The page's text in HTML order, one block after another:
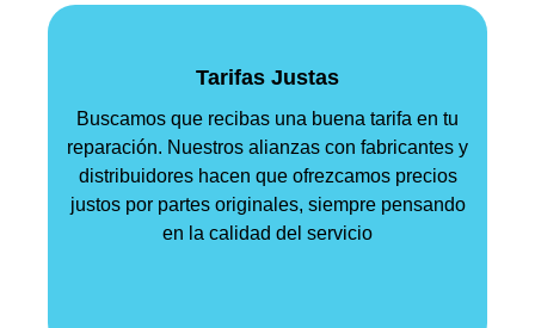
Tarifas Justas
Buscamos que recibas una buena tarifa en tu
reparación. Nuestros alianzas con fabricantes y
distribuidores hacen que ofrezcamos precios
justos por partes originales, siempre pensando
en la calidad del servicio